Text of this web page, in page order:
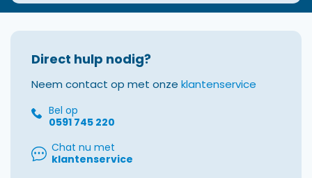
Direct hulp nodig?
Neem contact op met onze klantenservice
Bel op
0591 745 220
Chat nu met
klantenservice